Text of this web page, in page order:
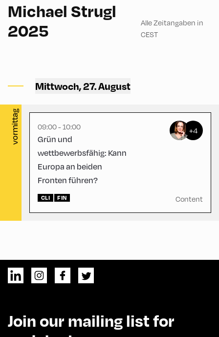
Michael Strugl
2025
Alle Zeitangaben in
CEST
Mittwoch, 27. August
vormittag
CCA – Schrödinger-Saal
09:00 - 10:00
Grün und
wettbewerbsfähig: Kann
Europa an beiden
Fronten führen?
+4
CLI FIN Content
Join our mailing list for